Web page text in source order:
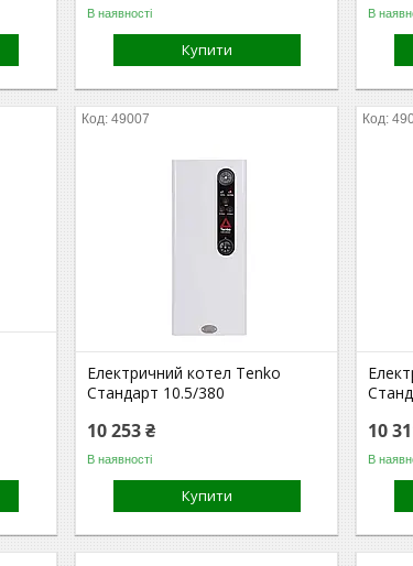
В наявності
Купити
В
49007
Електричний котел Tenko
Стандарт 10.5/380
10 253 ₴
В наявності
Купити
10
В